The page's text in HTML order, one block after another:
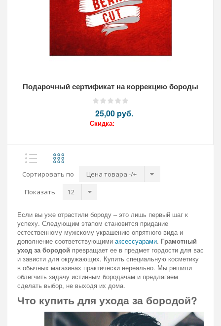
Подарочный сертификат на коррекцию бороды
25,00 pуб.
Скидка:
Кол-во:
Сортировать по
Цена товара -/+
Показать
Если вы уже отрастили бороду – это лишь первый шаг к
успеху. Следующим этапом становится придание
естественному мужскому украшению опрятного вида и
дополнение соответствующими аксессуарами. Грамотный
уход за бородой превращает ее в предмет гордости для вас
и зависти для окружающих. Купить специальную косметику
в обычных магазинах практически нереально. Мы решили
облегчить задачу истинным бородачам и предлагаем
сделать выбор, не выходя их дома.
Что купить для ухода за бородой?